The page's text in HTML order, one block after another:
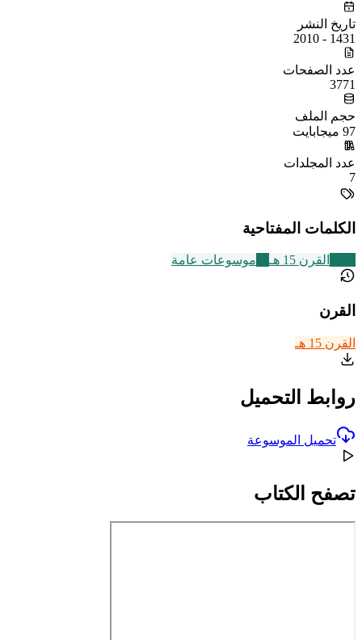
تاريخ النشر
1431 - 2010
عدد الصفحات
3771
حجم الملف
97 ميجابايت
عدد المجلدات
7
الكلمات المفتاحية
القرن 15 هـ موسوعات عامة
القرن
القرن 15 هـ
روابط التحميل
تحميل الموسوعة
تصفح الكتاب